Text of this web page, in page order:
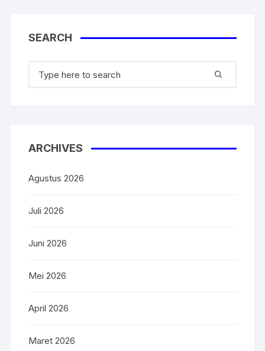
SEARCH
ARCHIVES
Agustus 2026
Juli 2026
Juni 2026
Mei 2026
April 2026
Maret 2026